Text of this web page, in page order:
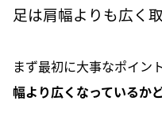
足は肩幅よりも広く
まず最初に大事なポイン
幅より広くなっているか